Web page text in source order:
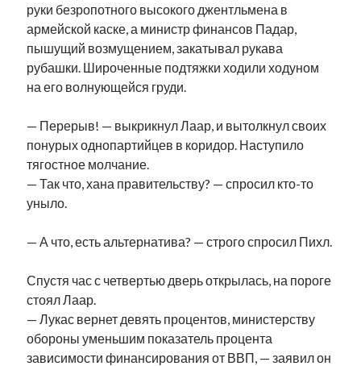
руки безропотного высокого джентльмена в
армейской каске, а министр финансов Падар,
пышущий возмущением, закатывал рукава
рубашки. Широченные подтяжки ходили ходуном
на его волнующейся груди.
— Перерыв! — выкрикнул Лаар, и вытолкнул своих
понурых однопартийцев в коридор. Наступило
тягостное молчание.
— Так что, хана правительству? — спросил кто-то
уныло.
— А что, есть альтернатива? — строго спросил Пихл.
Спустя час с четвертью дверь открылась, на пороге
стоял Лаар.
— Лукас вернет девять процентов, министерству
обороны уменьшим показатель процента
зависимости финансирования от ВВП, — заявил он